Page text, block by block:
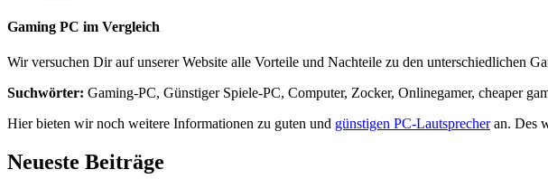
Gaming PC im Vergleich
Wir versuchen Dir auf unserer Website alle Vorteile und Nachteile zu den unterschiedlichen
Suchwörter: Gaming-PC, Günstiger Spiele-PC, Computer, Zocker, Onlinegamer, cheaper
Hier bieten wir noch weitere Informationen zu guten und günstigen PC-Lautsprecheran. Des
Neueste Beiträge